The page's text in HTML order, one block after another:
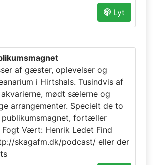
Lyt
af gæster, oplevelser og
i Hirtshals. Tusindvis af
mødt sælerne og
arrangementer. Specielt de to
fortæller
Vært: Henrik Ledet Find
skagafm.dk/podcast/ eller der